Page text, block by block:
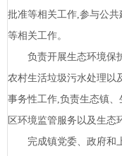
批准等相关工作,参与公
等相关工作。
负责开展生态环境保护
农村生活垃圾污水处理以
事务性工作,负责生态镇
区环境监管服务以及生态
完成镇党委、政府和上